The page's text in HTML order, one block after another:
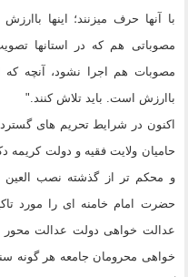
با آنها حرف میزنند؛ اینها
مصوباتى هم که در استانها
مصوبات هم اجرا نشود، آنچه که
باارزش است. باید تلاش کنند."
اکنون در شرایط تحریم های
حامیان ولایت فقیه و دولت کریمه
و محکم تر از گذشته نصب العین
حضرت امام خامنه ای را مورد
عدالت خواهی دولت عدالت محور
خواهی محرومان جامعه هر گونه